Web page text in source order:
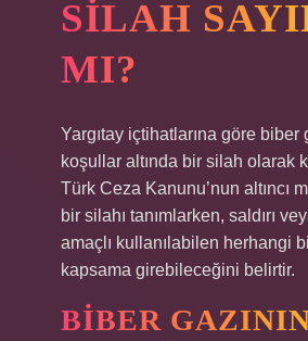
SILAH
MI?
Yargıtay içtihatlarına göre biber
koşullar altında bir silah olarak
Türk Ceza Kanunu’nun altıncı
bir silahı tanımlarken, saldırı
amaçlı kullanılabilen herhangi
kapsama girebileceğini belirtir.
BIBER